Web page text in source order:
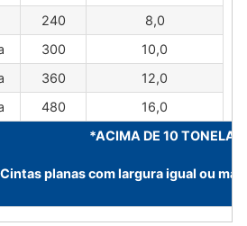
240
8,0
300
10,0
360
12,0
480
16,0
*ACIMA DE 10
planas com largura igual ou